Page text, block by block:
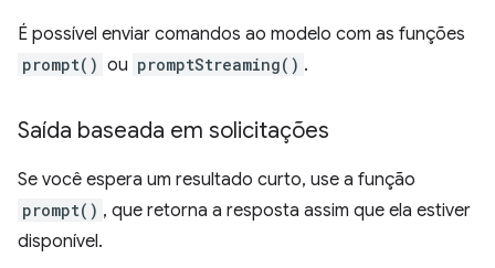
É possível enviar comandos ao modelo com as funções
prompt() ou promptStreaming() .
Saída baseada em solicitações
Se você espera um resultado curto, use a função
prompt() , que retorna a resposta assim que ela estiver
disponível.